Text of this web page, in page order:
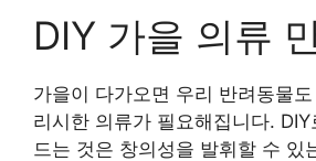
DIY 가을 의류
가을이 다가오면 우리 반려동물
리시한 의류가 필요해집니다.
드는 것은 창의성을 발휘할 수 있